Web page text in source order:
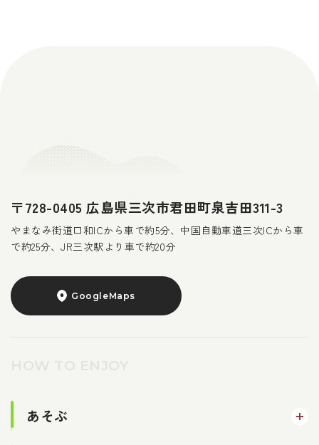
〒728-0405 広島県三次市君田町泉吉田311-3
やまなみ街道口和ICから車で約5分、中国自動車道三次ICから車
で約25分、JR三次駅より車で約20分
GoogleMaps
あそぶ